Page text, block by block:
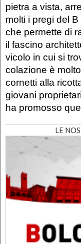
pietra a vista,
molti i pregi del
che permette di
il fascino
vicolo in cui si
colazione è
cornetti alla
giovani
ha promosso
LE